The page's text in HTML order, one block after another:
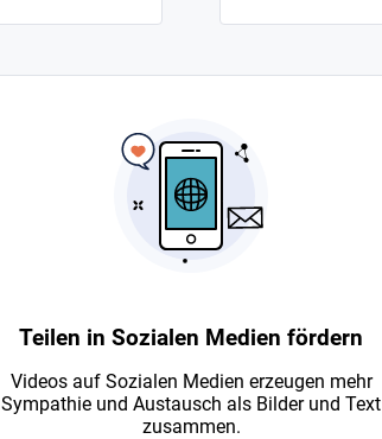
Teilen in Sozialen Medien fördern
Videos auf Sozialen Medien erzeugen mehr
Sympathie und Austausch als Bilder und Text
zusammen.